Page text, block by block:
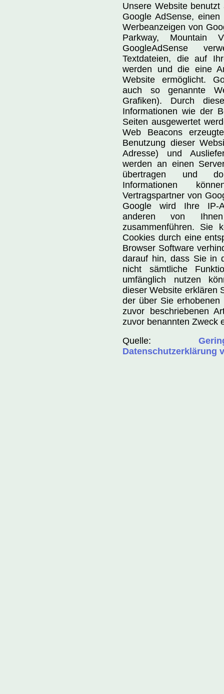
Unsere Website
Google AdSense,
Werbeanzeigen von
Parkway, Mountain
GoogleAdSense
Textdateien, die auf
werden und die eine
Website ermöglicht.
auch so genannte
Grafiken). Durch
Informationen wie der
Seiten ausgewertet
Web Beacons
Benutzung dieser
Adresse) und
werden an einen
übertragen und
Informationen
Vertragspartner von
Google wird Ihre IP-
anderen von
zusammenführen. Sie
Cookies durch eine
Browser Software
darauf hin, dass Sie in
nicht sämtliche
umfänglich nutzen
dieser Website erklären
der über Sie
zuvor beschriebenen
zuvor benannten Zweck
Quelle:
Datenschutzerklärung